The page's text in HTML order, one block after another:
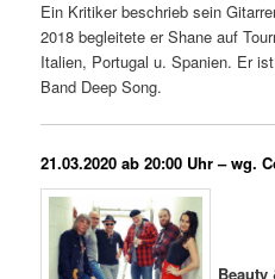
Ein Kritiker beschrieb sein
2018 begleitete er Shane auf
Italien, Portugal u. Spanien. Er
Band Deep Song.
21.03.2020 ab 20:00 Uhr – wg.
Beauty